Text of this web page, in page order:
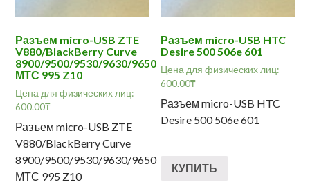
Разъем micro-USB ZTE
V880/BlackBerry Curve
8900/9500/9530/9630/9650
МТС 995 Z10
Цена для физических лиц:
600.00₸
Разъем micro-USB ZTE
V880/BlackBerry Curve
8900/9500/9530/9630/9650
МТС 995 Z10
Разъем micro-USB HTC
Desire 500 506e 601
Цена для физических лиц:
600.00₸
Разъем micro-USB HTC
Desire 500 506e 601
КУПИТЬ